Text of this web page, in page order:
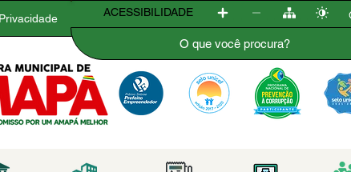
ACESSIBILIDADE